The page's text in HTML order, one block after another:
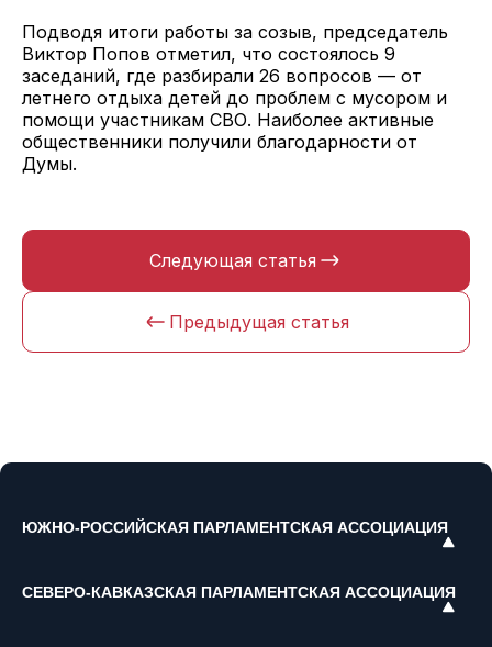
Подводя итоги работы за созыв, председатель
Виктор Попов отметил, что состоялось 9
заседаний, где разбирали 26 вопросов — от
летнего отдыха детей до проблем с мусором и
помощи участникам СВО. Наиболее активные
общественники получили благодарности от
Думы.
Предыдущая статья
Следующая статья
ЮЖНО-РОССИЙСКАЯ ПАРЛАМЕНТСКАЯ АССОЦИАЦИЯ
СЕВЕРО-КАВКАЗСКАЯ ПАРЛАМЕНТСКАЯ АССОЦИАЦИЯ